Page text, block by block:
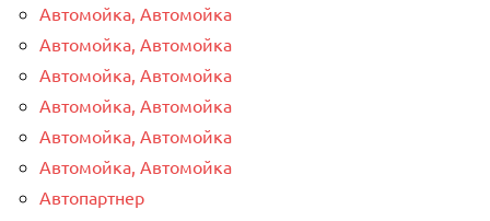
Автомойка, Автомойка
Автомойка, Автомойка
Автомойка, Автомойка
Автомойка, Автомойка
Автомойка, Автомойка
Автомойка, Автомойка
Автопартнер